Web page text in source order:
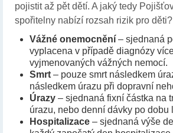
pojistit až pět dětí. A jaký tedy
spořitelny nabízí rozsah rizik pro děti?
Vážné onemocnění – sjednaná
vyplacena v případě diagnózy
vyjmenovaných vážných nemocí.
Smrt – pouze smrt následkem
následkem úrazu při dopravní
Úrazy – sjednaná fixní částka na
úrazu, nebo denní dávky po dobu
Hospitalizace – sjednaná výše